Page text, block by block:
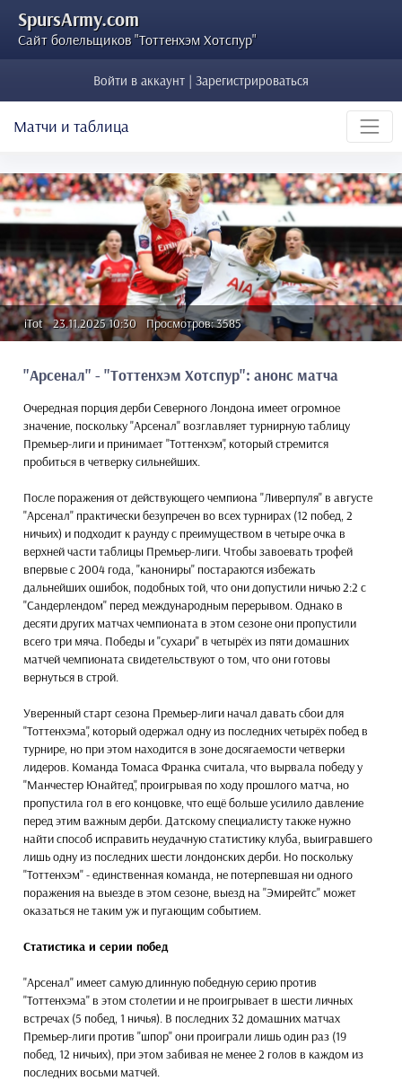
SpursArmy.com
Сайт болельщиков "Тоттенхэм Хотспур"
Войти в аккаунт | Зарегистрироваться
Матчи и таблица
iTot 23.11.2025 10:30 Просмотров: 3585
"Арсенал" - "Тоттенхэм Хотспур": анонс матча
Очередная порция дерби Северного Лондона имеет огромное
значение, поскольку "Арсенал" возглавляет турнирную таблицу
Премьер-лиги и принимает "Тоттенхэм", который стремится
пробиться в четверку сильнейших.
После поражения от действующего чемпиона "Ливерпуля" в августе
"Арсенал" практически безупречен во всех турнирах (12 побед, 2
ничьих) и подходит к раунду с преимуществом в четыре очка в
верхней части таблицы Премьер-лиги. Чтобы завоевать трофей
впервые с 2004 года, "канониры" постараются избежать
дальнейших ошибок, подобных той, что они допустили ничью 2:2 с
"Сандерлендом" перед международным перерывом. Однако в
десяти других матчах чемпионата в этом сезоне они пропустили
всего три мяча. Победы и "сухари" в четырёх из пяти домашних
матчей чемпионата свидетельствуют о том, что они готовы
вернуться в строй.
Уверенный старт сезона Премьер-лиги начал давать сбои для
"Тоттенхэма", который одержал одну из последних четырёх побед в
турнире, но при этом находится в зоне досягаемости четверки
лидеров. Команда Томаса Франка считала, что вырвала победу у
"Манчестер Юнайтед", проигрывая по ходу прошлого матча, но
пропустила гол в его концовке, что ещё больше усилило давление
перед этим важным дерби. Датскому специалисту также нужно
найти способ исправить неудачную статистику клуба, выигравшего
лишь одну из последних шести лондонских дерби. Но поскольку
"Тоттенхэм" - единственная команда, не потерпевшая ни одного
поражения на выезде в этом сезоне, выезд на "Эмирейтс" может
оказаться не таким уж и пугающим событием.
Статистика и серии побед
"Арсенал" имеет самую длинную победную серию против
"Тоттенхэма" в этом столетии и не проигрывает в шести личных
встречах (5 побед, 1 ничья). В последних 32 домашних матчах
Премьер-лиги против "шпор" они проиграли лишь один раз (19
побед, 12 ничьих), при этом забивая не менее 2 голов в каждом из
последних восьми матчей.